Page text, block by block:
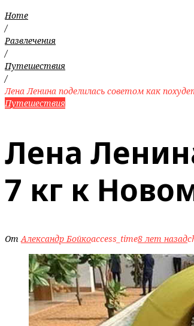
Home
/
Развлечения
/
Путешествия
/
Лена Ленина поделилась советом как
Путешествия
Лена
7 кг к
ОтАлександр Бойкоaccess_time8 лет назад